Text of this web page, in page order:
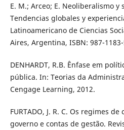
E. M.; Arceo; E. Neoliberalismo y
Tendencias globales y
Latinoamericano de Ciencias
Aires, Argentina, ISBN: 987-
DENHARDT, R.B. Ênfase em
pública. In: Teorias da
Cengage Learning, 2012.
FURTADO, J. R. C. Os regimes
governo e contas de gestão.